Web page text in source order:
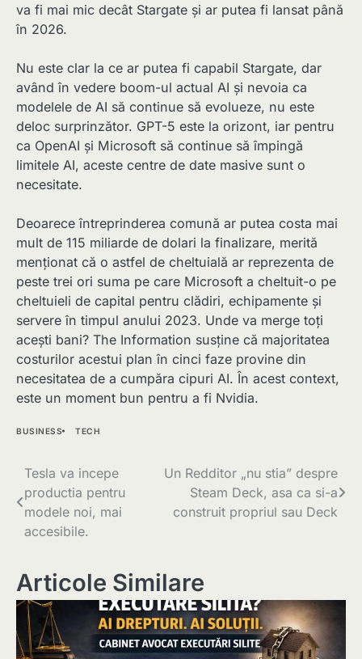
va fi mai mic decât Stargate și ar putea fi lansat până
în 2026.
Nu este clar la ce ar putea fi capabil Stargate, dar
având în vedere boom-ul actual AI și nevoia ca
modelele de AI să continue să evolueze, nu este
deloc surprinzător. GPT-5 este la orizont, iar pentru
ca OpenAI și Microsoft să continue să împingă
limitele AI, aceste centre de date masive sunt o
necesitate.
Deoarece întreprinderea comună ar putea costa mai
mult de 115 miliarde de dolari la finalizare, merită
menționat că o astfel de cheltuială ar reprezenta de
peste trei ori suma pe care Microsoft a cheltuit-o pe
cheltuieli de capital pentru clădiri, echipamente și
servere în timpul anului 2023. Unde va merge toți
acești bani? The Information susține că majoritatea
costurilor acestui plan în cinci faze provine din
necesitatea de a cumpăra cipuri AI. În acest context,
este un moment bun pentru a fi Nvidia.
BUSINESS TECH
Navigare
în
articole
Tesla va incepe
productia pentru
modele noi, mai
accesibile.
Un Redditor „nu stia” despre
Steam Deck, asa ca si-a
construit propriul sau Deck
Articole Similare